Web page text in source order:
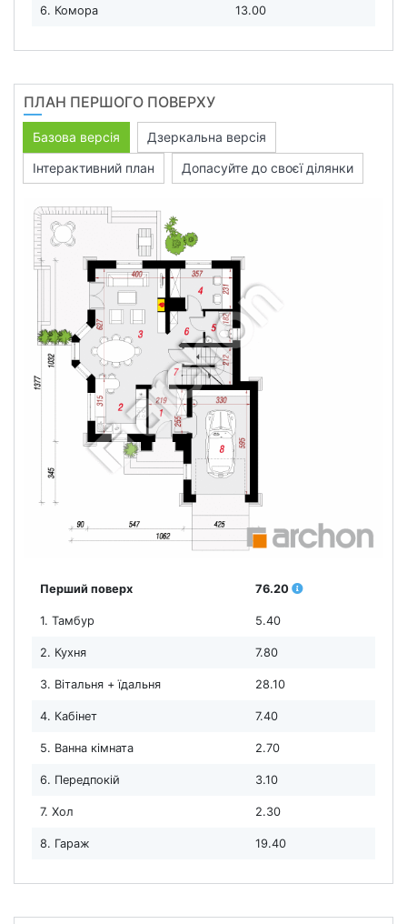
6. Комора 13.00
ПЛАН ПЕРШОГО ПОВЕРХУ
Базова версія
Дзеркальна версія
Інтерактивний план
Допасуйте до своєї ділянки
Перший поверх 76.20
1. Тамбур 5.40
2. Кухня 7.80
3. Вітальня + їдальня 28.10
4. Кабінет 7.40
5. Ванна кімната 2.70
6. Передпокій 3.10
7. Хол 2.30
8. Гараж 19.40